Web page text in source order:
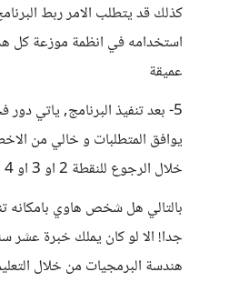
كذلك قد يتطلب الامر ربط
استخدامه في انظمة موزعة كل
عميقة
5- بعد تنفيذ البرنامج, ياتي دور
يوافق المتطلبات و خالي من
خلال الرجوع للنقطة 2 او 3 او 4
بالتالي هل شخص هاوي بامكانه
جدا! الا لو كان يملك خبرة عشر
هندسة البرمجيات من خلال